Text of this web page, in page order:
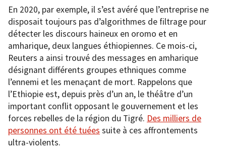
En 2020, par exemple, il s’est avéré que l’entreprise ne
disposait toujours pas d’algorithmes de filtrage pour
détecter les discours haineux en oromo et en
amharique, deux langues éthiopiennes. Ce mois-ci,
Reuters a ainsi trouvé des messages en amharique
désignant différents groupes ethniques comme
l’ennemi et les menaçant de mort. Rappelons que
l’Ethiopie est, depuis près d’un an, le théâtre d’un
important conflit opposant le gouvernement et les
forces rebelles de la région du Tigré. Des milliers de
personnes ont été tuées suite à ces affrontements
ultra-violents.